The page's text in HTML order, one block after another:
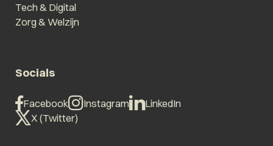
Tech & Digital
Zorg & Welzijn
Socials
Facebook Instagram
LinkedIn
X (Twitter)